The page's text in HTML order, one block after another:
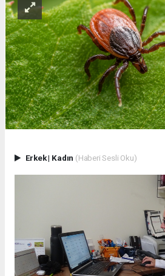
Erkek| Kadın (Haberi Sesli Oku)